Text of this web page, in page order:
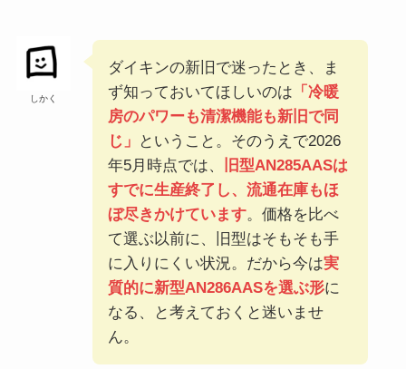
しかく
ダイキンの新旧で迷ったとき、ま
ず知っておいてほしいのは 「冷暖
房のパワーも清潔機能も新旧で同
じ」
ということ。そのうえで2026
年5月時点では、
旧型AN285AASは
すでに生産終了し、流通在庫もほ
ぼ尽きかけています。価格を比べ
て選ぶ以前に、旧型はそもそも手
に入りにくい状況。だから今は実
質的に新型AN286AASを選ぶ形に
なる、と考えておくと迷いませ
ん。